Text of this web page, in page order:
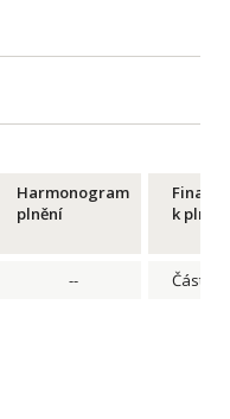
Harmonogram
plnění
Finance
k plnění
--